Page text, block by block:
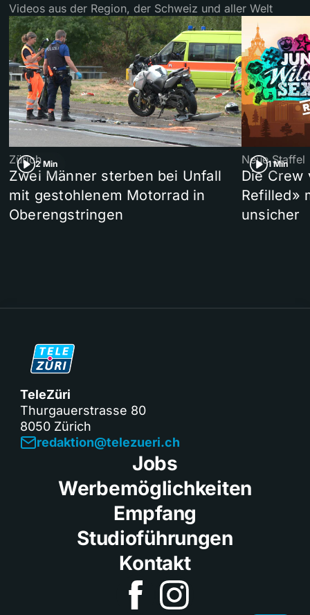
Videos aus der Region, der Schweiz und aller Welt
2 Min
Zürich
Zwei Männer sterben bei Unfall
mit gestohlenem Motorrad in
Oberengstringen
1 Min
Neue Staffel
Die Crew
Refilled»
unsicher
TeleZüri
Thurgauerstrasse 80
8050 Zürich
redaktion@telezueri.ch
Jobs
Werbemöglichkeiten
Empfang
Studioführungen
Kontakt